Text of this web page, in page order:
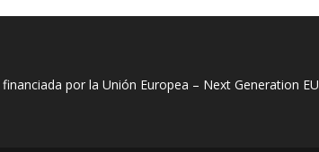
por la Unión Europea – Next Generation EU